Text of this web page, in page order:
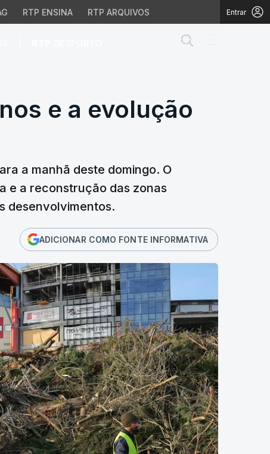
RTP ENSINA RTP ARQUIVOS Entrar
e a evolução do
e a evolução
a manhã deste domingo. O
e a reconstrução das zonas
desenvolvimentos.
ADICIONAR COMO FONTE INFORMATIVA